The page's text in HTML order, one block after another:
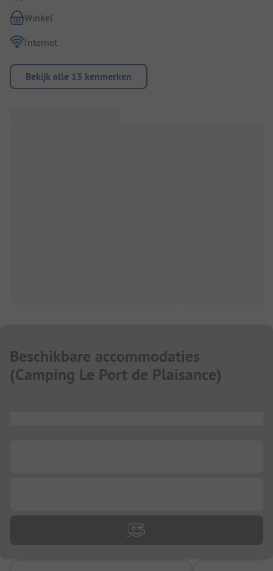
Winkel
Internet
Bekijk alle 13 kenmerken
Beschikbare accommodaties
(Camping Le Port de Plaisance)